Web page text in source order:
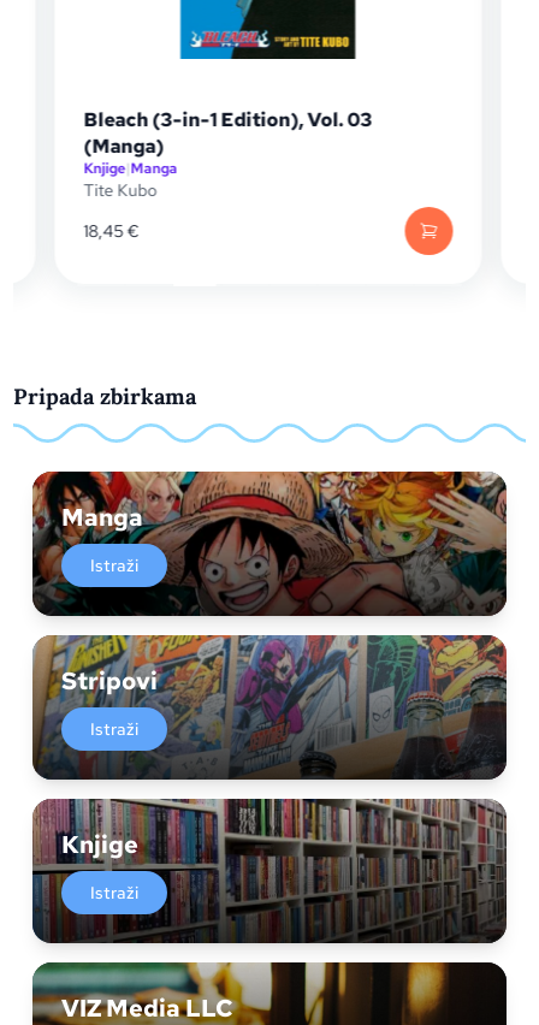
Bleach (3-in-1 Edition), Vol. 03
(Manga)
Knjige|Manga
Tite Kubo
18,45€
Pripada zbirkama
Manga
Istraži
Stripovi
Istraži
Knjige
Istraži
VIZ Media LLC